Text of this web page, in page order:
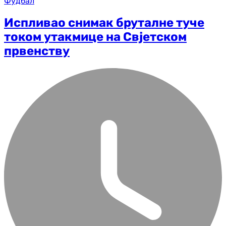
Испливао снимак бруталне туче
током утакмице на Свјетском
првенству